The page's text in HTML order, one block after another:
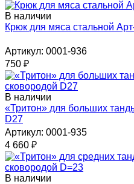
В наличии
Крюк для мяса стальной
Артикул: 0001-936
750 ₽
В наличии
«Тритон» для больших
D27
Артикул: 0001-935
4 660 ₽
В наличии